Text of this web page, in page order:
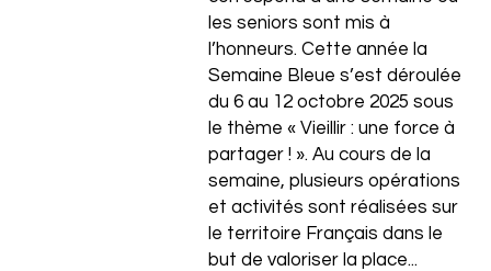
les seniors sont mis à
l’honneurs. Cette année la
Semaine Bleue s’est déroulée
du 6 au 12 octobre 2025 sous
le thème « Vieillir : une force à
partager ! ». Au cours de la
semaine, plusieurs opérations
et activités sont réalisées sur
le territoire Français dans le
but de valoriser la place...